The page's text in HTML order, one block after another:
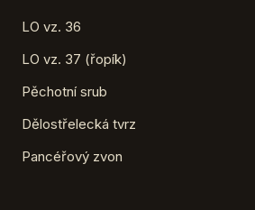
LO vz. 36
LO vz. 37 (řopík)
Pěchotní srub
Dělostřelecká tvrz
Pancéřový zvon